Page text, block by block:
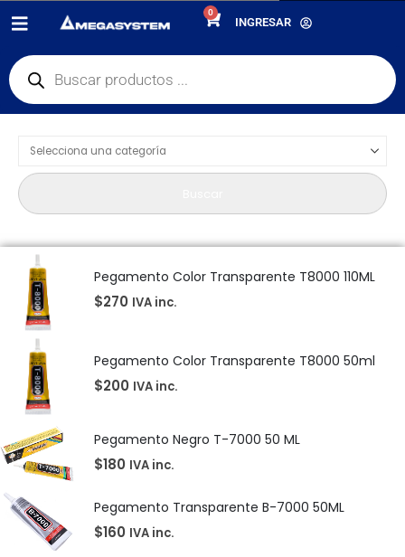
0
INGRESAR
PRODUCTOSPEGAMENTOS
Product Category Dropdown
Pegamento Color Transparente T8000 110ML
$270 IVA inc.
Pegamento Color Transparente T8000 50ml
$200 IVA inc.
Pegamento Negro T-7000 50 ML
$180 IVA inc.
Pegamento Transparente B-7000 50ML
$160 IVA inc.